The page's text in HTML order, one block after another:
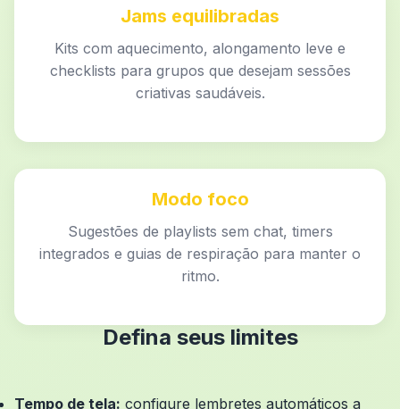
Jams equilibradas
Kits com aquecimento, alongamento leve e
checklists para grupos que desejam sessões
criativas saudáveis.
Modo foco
Sugestões de playlists sem chat, timers
integrados e guias de respiração para manter o
ritmo.
Defina seus limites
Tempo de tela: configure lembretes automáticos a